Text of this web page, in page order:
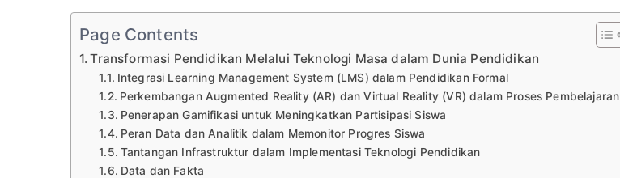
Page Contents
Transformasi Pendidikan Melalui Teknologi Masa dalam Dunia Pendidikan
Integrasi Learning Management System (LMS) dalam Pendidikan Formal
Perkembangan Augmented Reality (AR) dan Virtual Reality (VR) dalam Proses Pembelajaran
Penerapan Gamifikasi untuk Meningkatkan Partisipasi Siswa
Peran Data dan Analitik dalam Memonitor Progres Siswa
Tantangan Infrastruktur dalam Implementasi Teknologi Pendidikan
Data dan Fakta